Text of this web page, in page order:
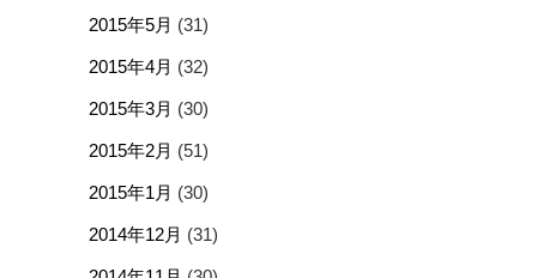
2015年5月 (31)
2015年4月 (32)
2015年3月 (30)
2015年2月 (51)
2015年1月 (30)
2014年12月 (31)